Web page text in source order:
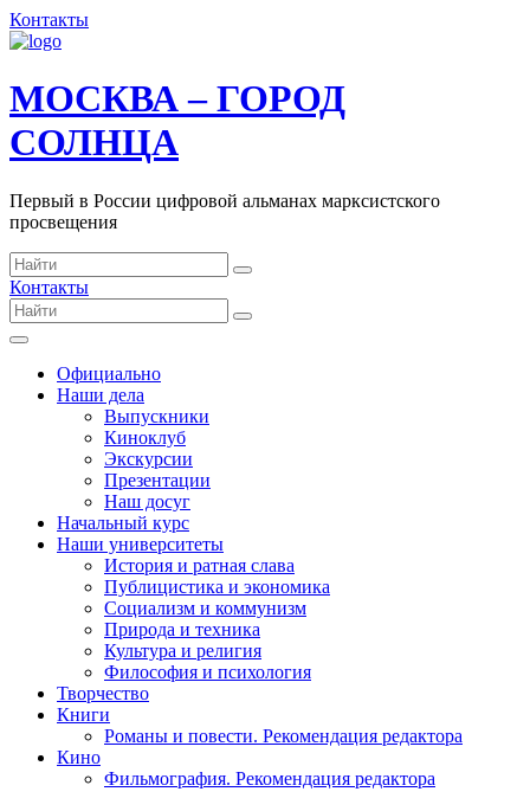
Контакты
МОСКВА – ГОРОД
СОЛНЦА
Первый в России цифровой альманах марксистского
просвещения
Контакты
Официально
Наши дела
Выпускники
Киноклуб
Экскурсии
Презентации
Наш досуг
Начальный курс
Наши университеты
История и ратная слава
Публицистика и экономика
Социализм и коммунизм
Природа и техника
Культура и религия
Философия и психология
Творчество
Книги
Романы и повести. Рекомендация редактора
Кино
Фильмография. Рекомендация редактора